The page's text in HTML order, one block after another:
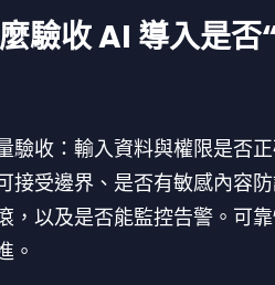
驗收 AI 導入是否
驗收：輸入資料與權限是否
接受邊界、是否有敏感內容
，以及是否能監控告警。可
。